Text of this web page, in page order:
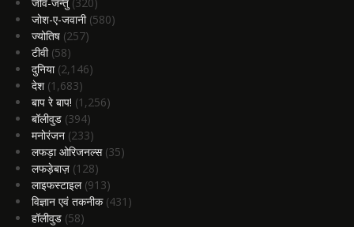
जीव-जन्तु (320)
जोश-ए-जवानी(580)
ज्योतिष (257)
टीवी(58)
दुनिया(2,146)
देश (1,683)
बाप रे बाप! (1,256)
बॉलीवुड (394)
मनोरंजन (233)
लफड़ा ओरिजनल्स(35)
लफड़ेबाज़ (128)
लाइफस्टाइल(913)
विज्ञान एवं तकनीक(431)
हॉलीवुड (58)